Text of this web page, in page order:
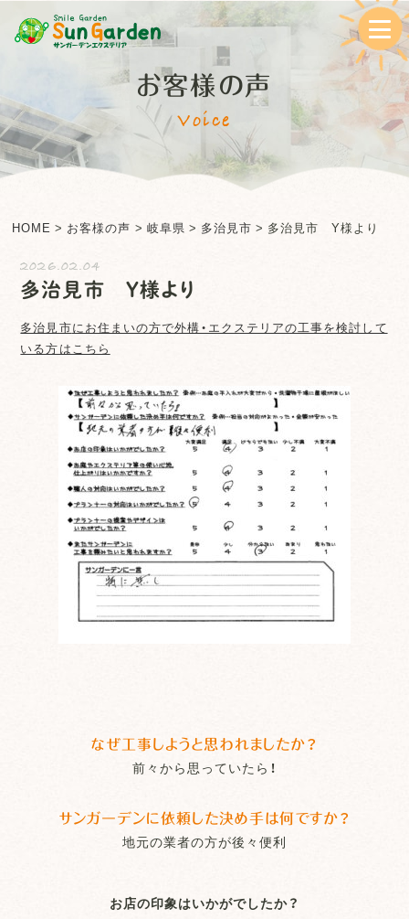
お客様の声
Voice
HOME > お客様の声 > 岐阜県 > 多治見市 > 多治見市 Y様より
2026.02.04
多治見市 Y様より
多治見市にお住まいの方で外構・エクステリアの工事を検討して
いる方はこちら
なぜ工事しようと思われましたか？
前々から思っていたら！
サンガーデンに依頼した決め手は何ですか？
地元の業者の方が後々便利
お店の印象はいかがでしたか？